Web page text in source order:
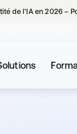
de l’IA en 2026 –